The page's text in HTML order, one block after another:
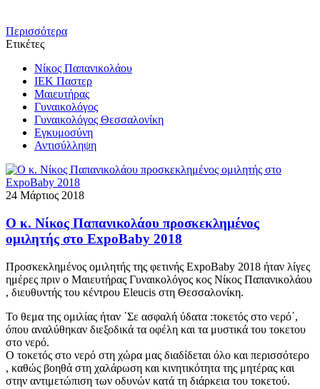
Περισσότερα
Ετικέτες
Νίκος Παπανικολάου
ΙΕΚ Παστερ
Μαιευτήρας
Γυναικολόγος
Γυναικολόγος Θεσσαλονίκη
Εγκυμοσύνη
Αντισύλληψη
24 Μάρτιος 2018
Ο κ. Νίκος Παπανικολάου προσκεκλημένος
ομιλητής στο ExpoBaby 2018
Προσκεκλημένος ομιλητής της φετινής ExpoBaby 2018 ήταν λίγες
ημέρες πριν ο Μαιευτήρας Γυναικολόγος κος Νίκος Παπανικολάου
, διευθυντής του κέντρου Eleucis στη Θεσσαλονίκη.
Το θεμα της ομιλίας ήταν ΄Σε ασφαλή ύδατα :τοκετός στο νερό΄,
όπου αναλύθηκαν διεξοδικά τα οφέλη και τα μυστικά του τοκετου
στο νερό.
Ο τοκετός στο νερό στη χώρα μας διαδίδεται όλο και περισσότερο
, καθώς βοηθά στη χαλάρωση και κινητικότητα της μητέρας και
στην αντιμετώπιση των οδυνών κατά τη διάρκεια του τοκετού.